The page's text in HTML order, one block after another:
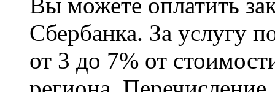
Вы можете оплатить
Сбербанка. За услугу
от 3 до 7% от